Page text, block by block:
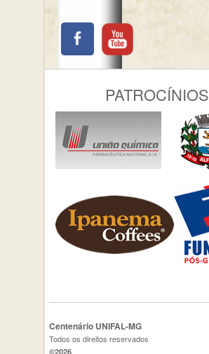
PATROCÍNIOS
Centenário UNIFAL-MG
Todos os direitos reservados
©2026